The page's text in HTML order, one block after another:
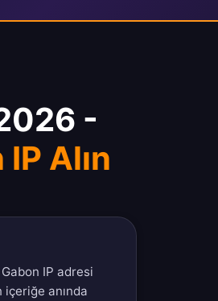
-
Alın
IP adresi
içeriğe anında